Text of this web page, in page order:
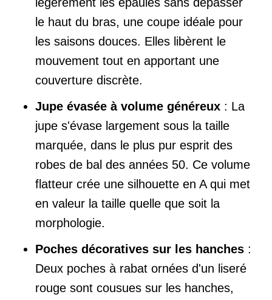
le haut du bras, une coupe idéale pour
les saisons douces. Elles libèrent le
mouvement tout en apportant une
couverture discrète.
Jupe évasée à volume généreux : La
jupe s'évase largement sous la taille
marquée, dans le plus pur esprit des
robes de bal des années 50. Ce volume
flatteur crée une silhouette en A qui met
en valeur la taille quelle que soit la
morphologie.
Poches décoratives sur les hanches :
Deux poches à rabat ornées d'un liseré
rouge sont cousues sur les hanches,